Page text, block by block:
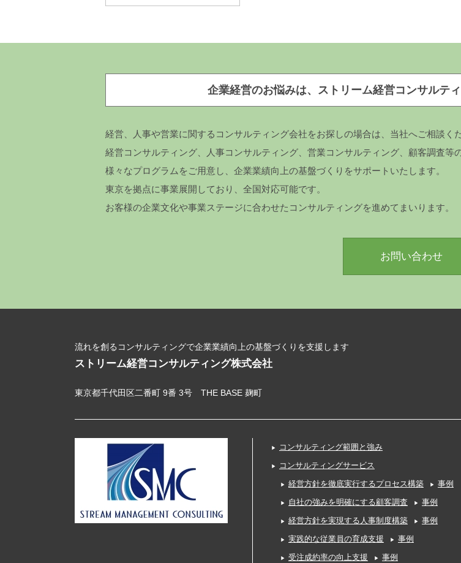
企業経営のお悩みは、ストリーム経営コンサルテ
経営、人事や営業に関するコンサルティング会社をお探しの場合は、当社へご相談くだ
経営コンサルティング、人事コンサルティング、営業コンサルティング、顧客調査
様々なプログラムをご用意し、企業業績向上の基盤づくりをサポートいたします。
東京を拠点に事業展開しており、全国対応可能です。
お客様の企業文化や事業ステージに合わせたコンサルティングを進めてまいります。
お問い合わせ
流れを創るコンサルティングで企業業績向上の基盤づくりを支援します
ストリーム経営コンサルティング株式会社
東京都千代田区二番町 9番 3号 THE BASE 麹町
コンサルティング範囲と強み
コンサルティングサービス
経営方針を徹底実行するプロセス構築 事例
自社の強みを明確にする顧客調査 事例
経営方針を実現する人事制度構築 事例
実践的な従業員の育成支援 事例
受注成約率の向上支援 事例